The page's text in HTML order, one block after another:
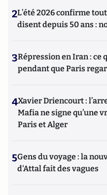
2L’été 2026 confirme
disent depuis 50 ans :
3Répression en Iran : ce
pendant que Paris
4Xavier Driencourt :
Mafia ne signe qu’une
Paris et Alger
5Gens du voyage : la
d'Attal fait des vagues